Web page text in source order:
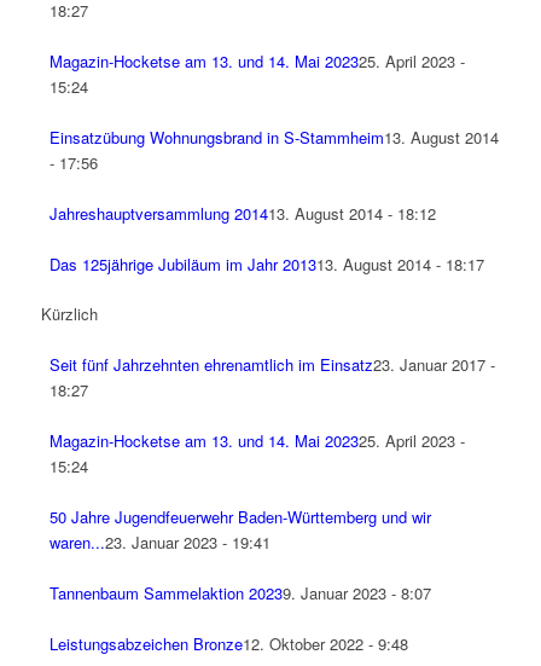
18:27
Magazin-Hocketse am 13. und 14. Mai 202325. April 2023 -
15:24
Einsatzübung Wohnungsbrand in S-Stammheim13. August 2014
- 17:56
Jahreshauptversammlung 201413. August 2014 - 18:12
Das 125jährige Jubiläum im Jahr 201313. August 2014 - 18:17
Kürzlich
Seit fünf Jahrzehnten ehrenamtlich im Einsatz23. Januar 2017 -
18:27
Magazin-Hocketse am 13. und 14. Mai 202325. April 2023 -
15:24
50 Jahre Jugendfeuerwehr Baden-Württemberg und wir
waren...23. Januar 2023 - 19:41
Tannenbaum Sammelaktion 20239. Januar 2023 - 8:07
Leistungsabzeichen Bronze12. Oktober 2022 - 9:48